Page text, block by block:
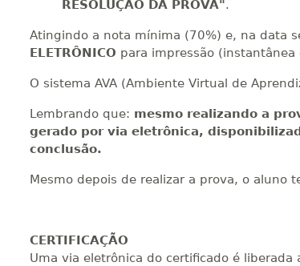
RESOLUÇÃO DA PROVA".
Atingindo a nota mínima (70%) e, na data
ELETRÔNICO para impressão
O sistema AVA (Ambiente Virtual de
Lembrando que: mesmo realizando a
gerado por via eletrônica,
conclusão.
Mesmo depois de realizar a prova, o aluno
CERTIFICAÇÃO
Uma via eletrônica do certificado é